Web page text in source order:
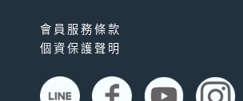
會員服務條款
個資保護聲明